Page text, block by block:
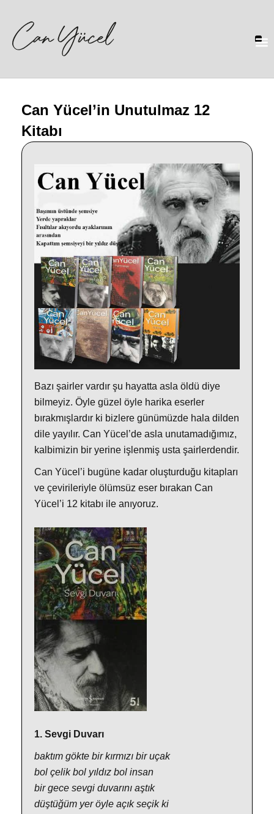
Can Yücel’in Unutulmaz 12
Kitabı
Bazı şairler vardır şu hayatta asla öldü diye
bilmeyiz. Öyle güzel öyle harika eserler
bırakmışlardır ki bizlere günümüzde hala dilden
dile yayılır. Can Yücel’de asla unutamadığımız,
kalbimizin bir yerine işlenmiş usta şairlerdendir.
Can Yücel’i bugüne kadar oluşturduğu kitapları
ve çevirileriyle ölümsüz eser bırakan Can
Yücel’i 12 kitabı ile anıyoruz.
1. Sevgi Duvarı
baktım gökte bir kırmızı bir uçak
bol çelik bol yıldız bol insan
bir gece sevgi duvarını aştık
düştüğüm yer öyle açık seçik ki